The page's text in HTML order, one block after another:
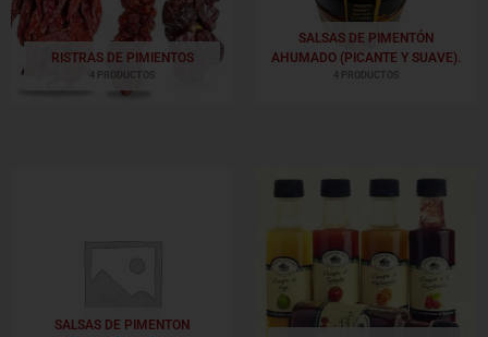
RISTRAS DE PIMIENTOS
4 PRODUCTOS
SALSAS DE PIMENTÓN
AHUMADO (PICANTE Y SUAVE).
4 PRODUCTOS
SALSAS DE PIMENTON